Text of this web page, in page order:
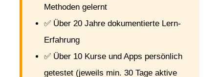
Methoden gelernt
✅ Über 20 Jahre dokumentierte Lern-
Erfahrung
✅ Über 10 Kurse und Apps persönlich
getestet (jeweils min. 30 Tage aktive